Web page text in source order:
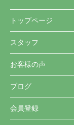
トップページ
スタッフ
お客様の声
ブログ
会員登録